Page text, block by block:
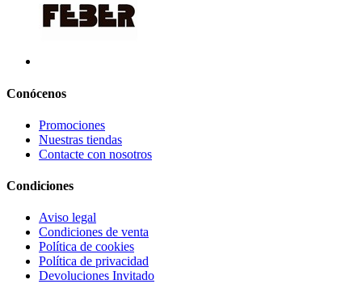
Conócenos
Promociones
Nuestras tiendas
Contacte con nosotros
Condiciones
Aviso legal
Condiciones de venta
Política de cookies
Política de privacidad
Devoluciones Invitado